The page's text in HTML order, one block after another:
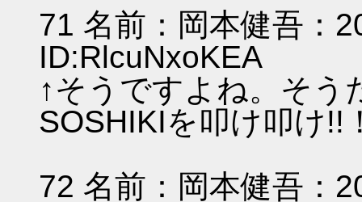
71 名前：岡本健吾：
ID:RlcuNxoKEA
↑そうですよね。そう
SOSHIKIを叩け叩け!!
72 名前：岡本健吾：